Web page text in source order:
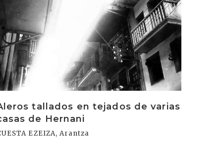
tallados en tejados de varias
de Hernani
EZEIZA, Arantza